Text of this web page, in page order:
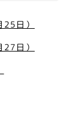
日）
日）